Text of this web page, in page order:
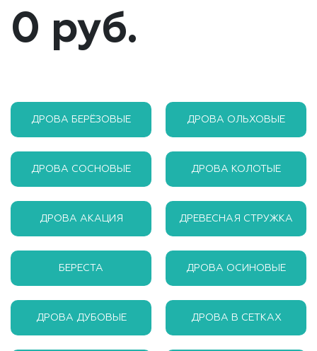
0 руб.
ДРОВА БЕРЁЗОВЫЕ ДРОВА ОЛЬХОВЫЕ
ДРОВА СОСНОВЫЕ ДРОВА КОЛОТЫЕ
ДРОВА АКАЦИЯ ДРЕВЕСНАЯ СТРУЖКА
БЕРЕСТА ДРОВА ОСИНОВЫЕ
ДРОВА ДУБОВЫЕ ДРОВА В СЕТКАХ